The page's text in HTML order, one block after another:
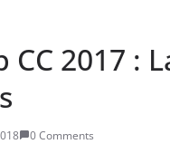
CC 2017 :
0 Comments